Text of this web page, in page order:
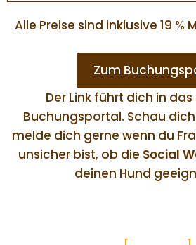
Alle Preise sind inklusive 19 %
Zum
Der Link führt dich in
Buchungsportal. Schau
melde dich gerne wenn du
unsicher bist, ob die Social
deinen Hund